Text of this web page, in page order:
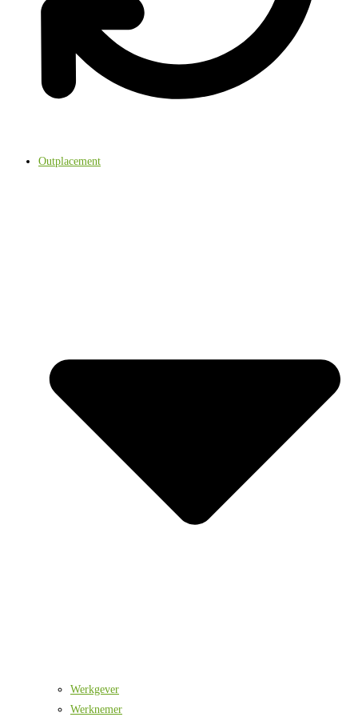
Outplacement
Werkgever
Werknemer